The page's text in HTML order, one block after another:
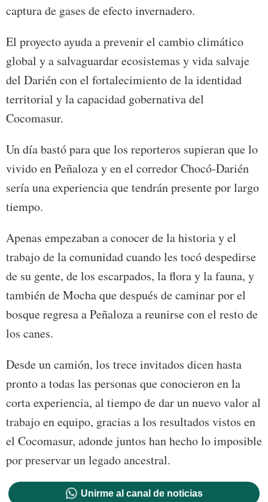
captura de gases de efecto invernadero.
El proyecto ayuda a prevenir el cambio climático
global y a salvaguardar ecosistemas y vida salvaje
del Darién con el fortalecimiento de la identidad
territorial y la capacidad gobernativa del
Cocomasur.
Un día bastó para que los reporteros supieran que lo
vivido en Peñaloza y en el corredor Chocó-Darién
sería una experiencia que tendrán presente por largo
tiempo.
Apenas empezaban a conocer de la historia y el
trabajo de la comunidad cuando les tocó despedirse
de su gente, de los escarpados, la flora y la fauna, y
también de Mocha que después de caminar por el
bosque regresa a Peñaloza a reunirse con el resto de
los canes.
Desde un camión, los trece invitados dicen hasta
pronto a todas las personas que conocieron en la
corta experiencia, al tiempo de dar un nuevo valor al
trabajo en equipo, gracias a los resultados vistos en
el Cocomasur, adonde juntos han hecho lo imposible
por preservar un legado ancestral.
Unirme al canal de noticias